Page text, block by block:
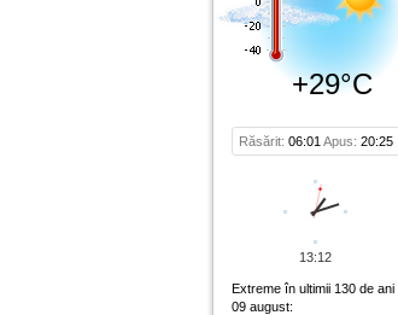
+29°C
Răsărit: 06:01 Apus: 20:25
Extreme în ultimii 130 de ani
09 august:
13:12